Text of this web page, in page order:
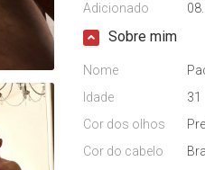
Adicionado
Sobre mim
Nome
Idade
31
Cor dos olhos
Cor do cabelo